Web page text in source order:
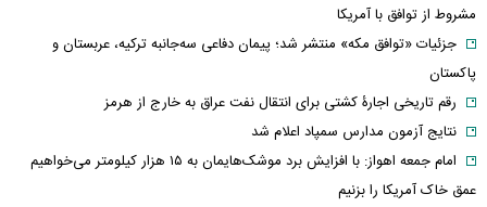
مشروط از توافق با آمریکا
جزئیات «توافق مکه» منتشر شد؛ پیمان دفاعی سه‌جانبه ترکیه، عربستان و
پاکستان
رقم تاریخی اجارۀ کشتی برای انتقال نفت عراق به خارج از هرمز
نتایج آزمون مدارس سمپاد اعلام شد
امام‌ جمعه اهواز: با افزایش برد موشک‌هایمان به ۱۵ هزار کیلومتر می‌خواهیم
عمق خاک آمریکا را بزنیم